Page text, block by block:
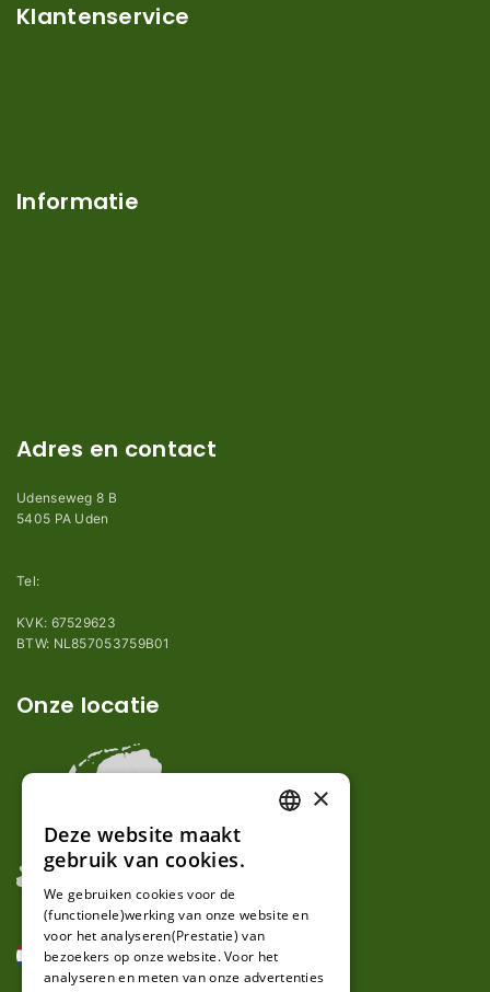
Klantenservice
Informatie
Adres en contact
Udenseweg 8 B
5405 PA Uden
Tel:
KVK: 67529623
BTW: NL857053759B01
Onze locatie
GERMAN
×
Deze website maakt
gebruik van cookies.
We gebruiken cookies voor de
(functionele)werking van onze website en
voor het analyseren(Prestatie) van
bezoekers op onze website. Voor het
analyseren en meten van onze advertenties